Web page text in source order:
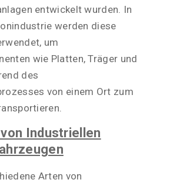
entwickelt wurden. In
werden diese
um
wie Platten, Träger und
des
von einem Ort zum
Industriellen
Arten von